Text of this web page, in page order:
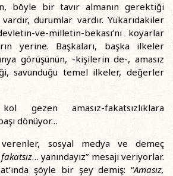
böyle bir tavır almanın gerektiği
durumlar vardır. Yukarıdakiler
ve-milletin-bekası’nı koyarlar
yerine. Başkaları, başka ilkeler
görüşünün, -kişilerin de-, amasız
savunduğu temel ilkeler, değerler
gezen amasız-fakatsızlıklara
dönüyor…
verenler, sosyal medya ve demeç
… yanındayız” mesajı veriyorlar.
şöyle bir şey demiş: “Amasız,